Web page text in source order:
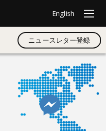
English
ニュースレター登録